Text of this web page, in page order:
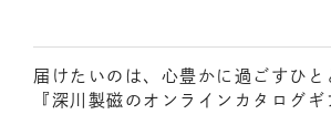
届けたいのは、心豊かに過ごすひと
『深川製磁のオンラインカタログギ